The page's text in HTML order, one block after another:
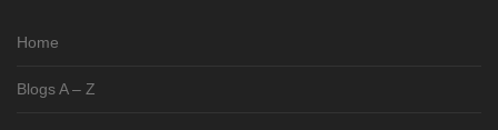
Home
Blogs A – Z